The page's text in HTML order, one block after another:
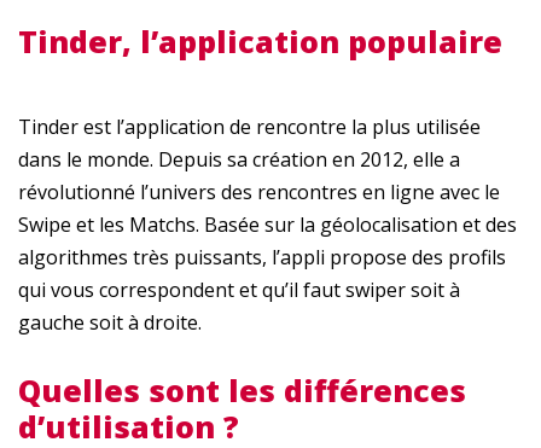
Tinder, l’application populaire
Tinder est l’application de rencontre la plus utilisée
dans le monde. Depuis sa création en 2012, elle a
révolutionné l’univers des rencontres en ligne avec le
Swipe et les Matchs. Basée sur la géolocalisation et des
algorithmes très puissants, l’appli propose des profils
qui vous correspondent et qu’il faut swiper soit à
gauche soit à droite.
Quelles sont les différences
d’utilisation ?